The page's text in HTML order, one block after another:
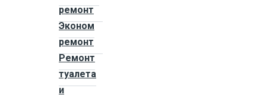
ремонт
Эконом
ремонт
Ремонт
туалета
и